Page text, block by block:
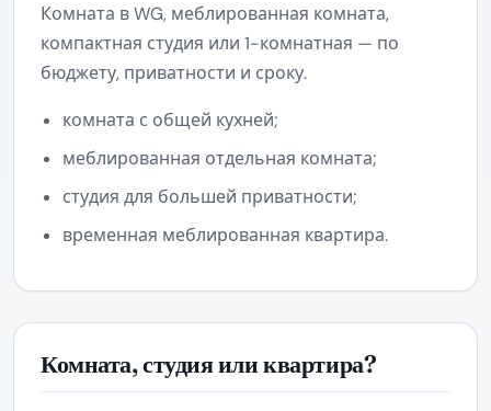
Комната в WG, меблированная комната,
компактная студия или 1-комнатная — по
бюджету, приватности и сроку.
комната с общей кухней;
меблированная отдельная комната;
студия для большей приватности;
временная меблированная квартира.
Комната, студия или квартира?